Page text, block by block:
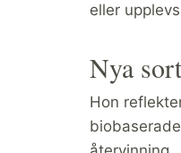
eller
Nya
Hon